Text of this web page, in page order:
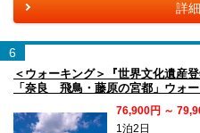
詳
6
＜ウォーキング＞『世界文化遺産
「奈良 飛鳥・藤原の宮都」ウォ
76,900円 ～
1泊2日